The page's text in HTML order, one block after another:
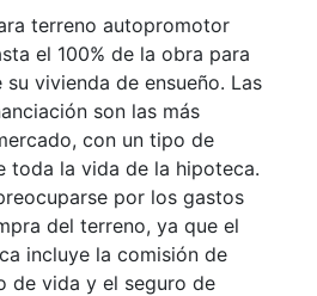
terreno autopromotor
el 100% de la obra para
vivienda de ensueño. Las
son las más
con un tipo de
toda la vida de la hipoteca.
por los gastos
del terreno, ya que el
incluye la comisión de
de vida y el seguro de